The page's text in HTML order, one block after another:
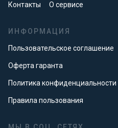
Контакты О сервисе
ИНФОРМАЦИЯ
Пользовательское соглашение
Оферта гаранта
Политика конфиденциальности
Правила пользования